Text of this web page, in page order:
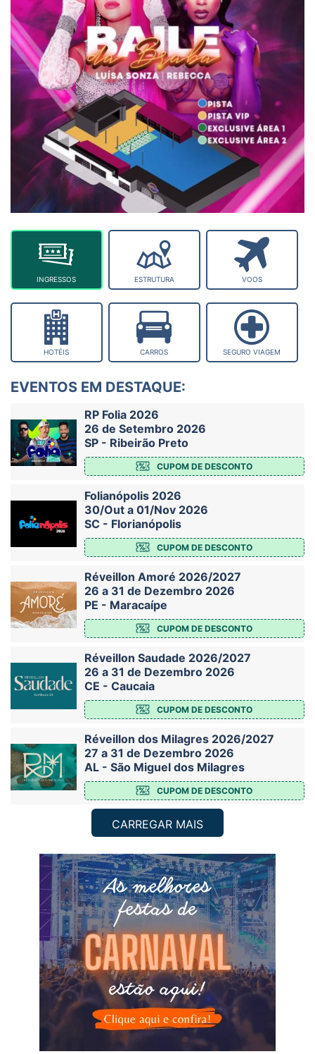
INGRESSOS ESTRUTURA VOOS
HOTÉIS CARROS SEGURO VIAGEM
EVENTOS EM DESTAQUE:
RP Folia 2026
26 de Setembro 2026
SP - Ribeirão Preto
CUPOM DE DESCONTO
Folianópolis 2026
30/Out a 01/Nov 2026
SC - Florianópolis
CUPOM DE DESCONTO
Réveillon Amoré 2026/2027
26 a 31 de Dezembro 2026
PE - Maracaípe
CUPOM DE DESCONTO
Réveillon Saudade 2026/2027
26 a 31 de Dezembro 2026
CE - Caucaia
CUPOM DE DESCONTO
Réveillon dos Milagres 2026/2027
27 a 31 de Dezembro 2026
AL - São Miguel dos Milagres
CUPOM DE DESCONTO
CARREGAR MAIS